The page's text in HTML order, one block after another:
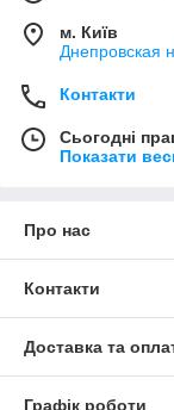
м. Київ
Днепровская
Контакти
Сьогодні
Показати
Про нас
Контакти
Доставка та
Графік роботи